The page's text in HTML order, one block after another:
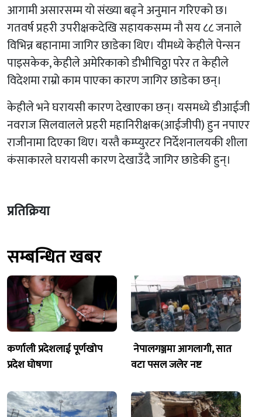
आगामी असारसम्म यो संख्या बढ्ने अनुमान गरिएको छ।
गतवर्ष प्रहरी उपरीक्षकदेखि सहायकसम्म नौ सय ८८ जनाले
विभिन्न बहानामा जागिर छाडेका थिए। यीमध्ये केहीले पेन्सन
पाइसकेक, केहीले अमेरिकाको डीभीचिठ्ठा परेर त केहीले
विदेशमा राम्रो काम पाएका कारण जागिर छाडेका छन्।
केहीले भने घरायसी कारण देखाएका छन्। यसमध्ये डीआईजी
नवराज सिलवालले प्रहरी महानिरीक्षक(आईजीपी) हुन नपाएर
राजीनामा दिएका थिए। यस्तै कम्प्युरटर निर्देशनालयकी शीला
कंसाकारले घरायसी कारण देखाउँदै जागिर छाडेकी हुन्।
प्रतिक्रिया
सम्बन्धित खबर
कर्णाली प्रदेशलाई पूर्णखोप
प्रदेश घोषणा
नेपालगञ्जमा आगलागी, सात
वटा पसल जलेर नष्ट